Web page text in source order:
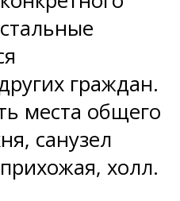
граждан.
места общего
санузел
холл.